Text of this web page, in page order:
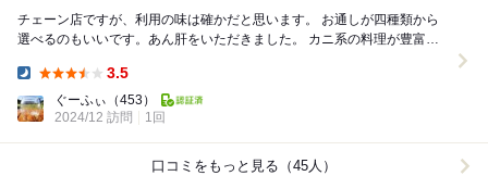
チェーン店ですが、利用の味は確かだと思います。 お通しが四種類から
選べるのもいいです。あん肝をいただきました。 カニ系の料理が豊富に
3.5
ぐーふぃ （453）
2024/12 訪問
1回
口コミをもっと見る（45人）